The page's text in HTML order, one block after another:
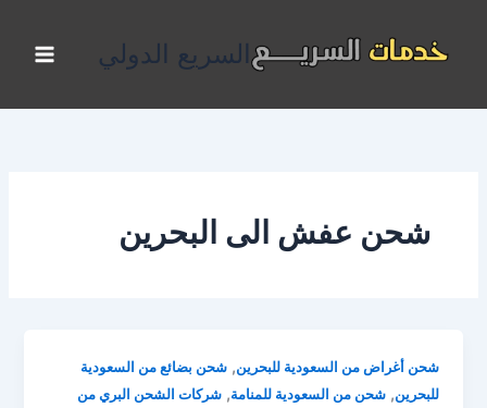
المحتوى
السريع الدولي
شحن عفش الى البحرين
شحن أغراض من السعودية للبحرين,شحن بضائع من السعودية
للبحرين,شحن من السعودية للمنامة,شركات الشحن البري من